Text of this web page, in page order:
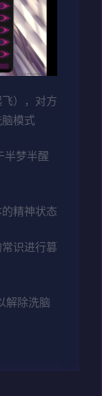
），对方
模式
半梦半醒
精神状态
识进行篡
解除洗脑